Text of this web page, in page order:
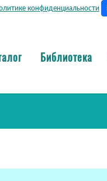
конфиденциальности
Библиотека